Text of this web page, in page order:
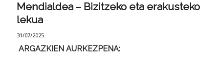
Mendialdea – Bizitzeko eta erakusteko
lekua
31/07/2025
ARGAZKIEN AURKEZPENA: